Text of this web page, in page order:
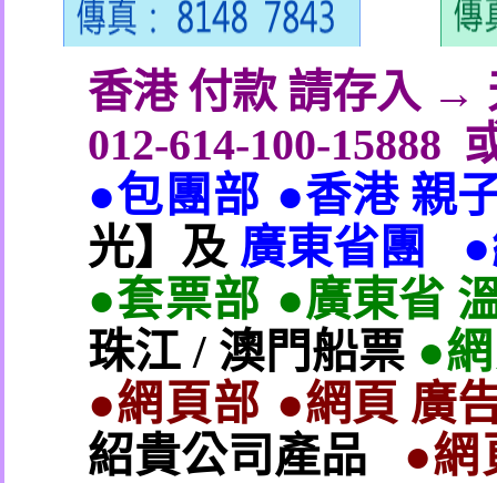
香港 付款 請存入 →
012-614-100-15888
●包團部 ●香港 親
光】及 廣東省團
●套票部 ●廣東省
珠江/ 澳門船票 ●
●網頁部 ●網頁 廣
紹貴公司產品
●網